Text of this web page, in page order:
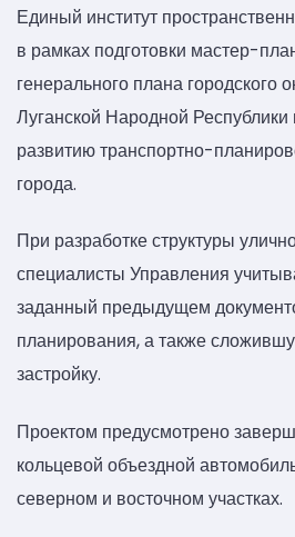
Единый институт
в рамках подготовки мастер-
генерального плана городского
Луганской Народной
развитию транспортно-
города.
При разработке структуры
специалисты Управления
заданный предыдущем
планирования, а также
застройку.
Проектом предусмотрено
кольцевой объездной
северном и восточном участках.